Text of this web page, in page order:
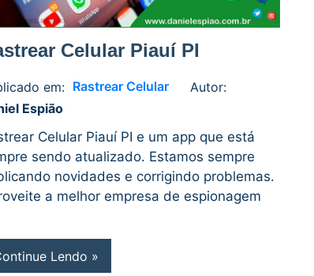
Celular Piauí PI
em: Rastrear Celular
Autor:
Espião
Celular Piauí PI e um app que está
sendo atualizado. Estamos sempre
novidades e corrigindo problemas.
a melhor empresa de espionagem
Lendo